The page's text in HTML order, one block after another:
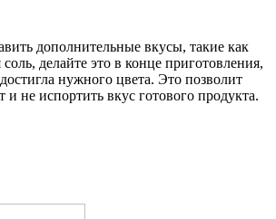
дополнительные вкусы, такие как
делайте это в конце приготовления,
нужного цвета. Это позволит
и не испортить вкус готового продукта.